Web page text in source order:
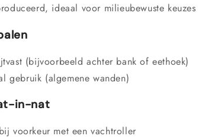
ideaal voor milieubewuste keuzes
(bijvoorbeeld achter bank of eethoek)
gebruik (algemene wanden)
in-nat
voorkeur met een vachtroller